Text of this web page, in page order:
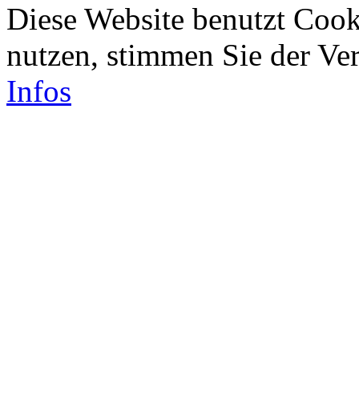
Diese Website benutzt
nutzen, stimmen Sie der
Infos